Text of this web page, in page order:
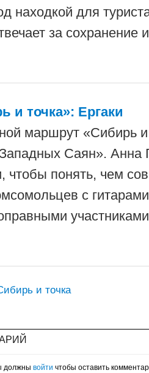
находкой для
за сохранение
и точка»: Ергаки
маршрут «Сибирь
Саян». Анна
чтобы понять, чем
с
и точка
должны войти чтобы оставить